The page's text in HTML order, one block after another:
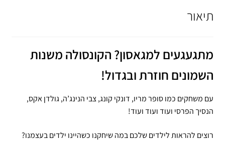
תיאור
מתגעגעים למגאסון? הקונסולה משנות
השמונים חוזרת ובגדול!
עם משחקים כמו סופר מריו, דונקי קונג, צבי הנינג’ה, גולדן אקס,
הנסיך הפרסי ועוד ועוד ועוד!
רוצים להראות לילדים שלכם במה שיחקנו כשהיינו ילדים בעצמנו?